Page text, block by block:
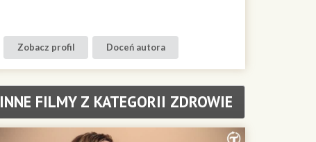
Zobacz profil Doceń autora
INNE FILMY Z KATEGORII ZDROWIE